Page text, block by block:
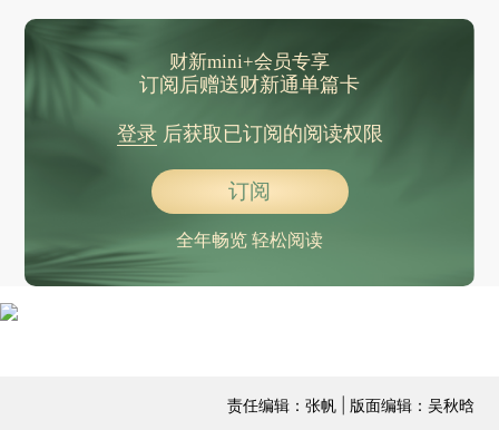
财新mini+会员专享
订阅后赠送财新通单篇卡
登录后获取已订阅的阅读权限
订阅
全年畅览 轻松阅读
责任编辑：张帆 | 版面编辑：吴秋晗